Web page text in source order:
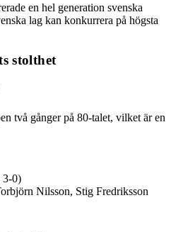
en hel generation svenska
lag kan konkurrera på högsta
stolthet
två gånger på 80-talet, vilket är en
3-0)
Nilsson, Stig Fredriksson